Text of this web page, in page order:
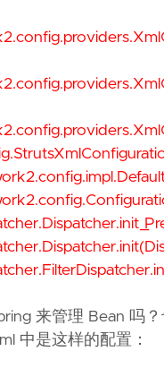
来管理 Bean 吗
中是这样的配置：